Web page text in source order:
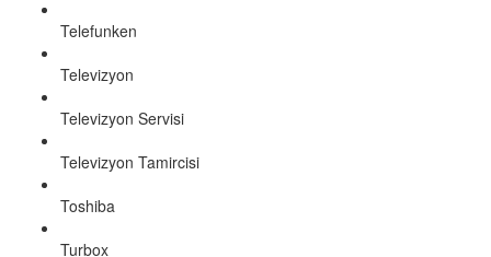
Telefunken
Televizyon
Televizyon Servisi
Televizyon Tamircisi
Toshiba
Turbox